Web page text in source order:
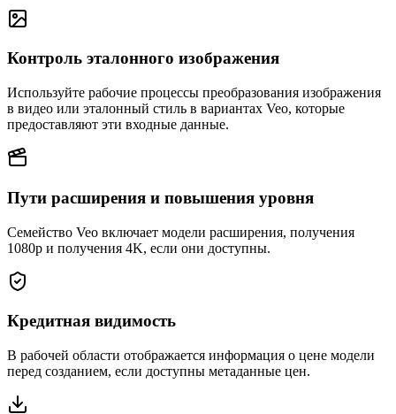
Контроль эталонного изображения
Используйте рабочие процессы преобразования изображения
в видео или эталонный стиль в вариантах Veo, которые
предоставляют эти входные данные.
Пути расширения и повышения уровня
Семейство Veo включает модели расширения, получения
1080p и получения 4K, если они доступны.
Кредитная видимость
В рабочей области отображается информация о цене модели
перед созданием, если доступны метаданные цен.